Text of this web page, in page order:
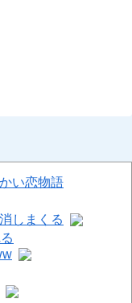
い恋物語
しまくる